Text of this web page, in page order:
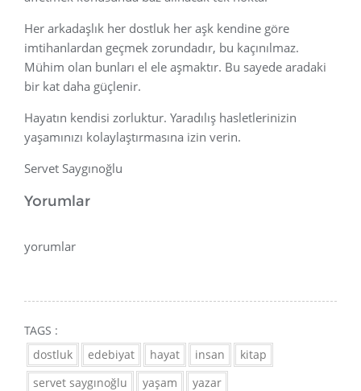
Her arkadaşlık her dostluk her aşk kendine göre
imtihanlardan geçmek zorundadır, bu kaçınılmaz.
Mühim olan bunları el ele aşmaktır. Bu sayede aradaki
bir kat daha güçlenir.
Hayatın kendisi zorluktur. Yaradılış hasletlerinizin
yaşamınızı kolaylaştırmasına izin verin.
Servet Saygınoğlu
Yorumlar
yorumlar
TAGS :
dostluk
edebiyat hayat insan
kitap
servet saygınoğlu
yaşam yazar